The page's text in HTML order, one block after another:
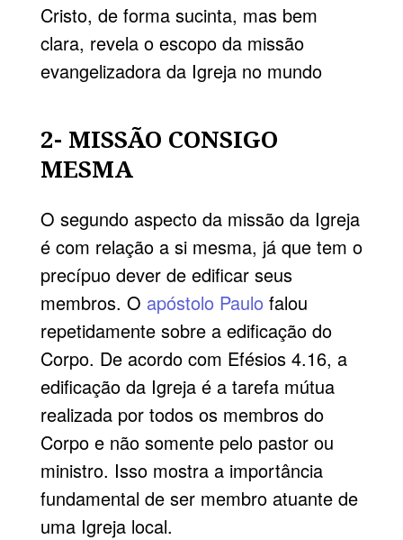
Cristo, de forma sucinta, mas bem
clara, revela o escopo da missão
evangelizadora da Igreja no mundo
2- MISSÃO CONSIGO
MESMA
O segundo aspecto da missão da Igreja
é com relação a si mesma, já que tem o
precípuo dever de edificar seus
membros. O apóstolo Paulofalou
repetidamente sobre a edificação do
Corpo. De acordo com Efésios 4.16, a
edificação da Igreja é a tarefa mútua
realizada por todos os membros do
Corpo e não somente pelo pastor ou
ministro. Isso mostra a importância
fundamental de ser membro atuante de
uma Igreja local.